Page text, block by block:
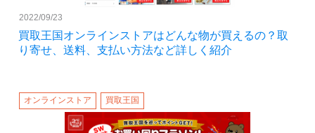
2022/09/23
買取王国オンラインストアはどんな物が買えるの？取
り寄せ、送料、支払い方法など詳しく紹介
オンラインストア 買取王国